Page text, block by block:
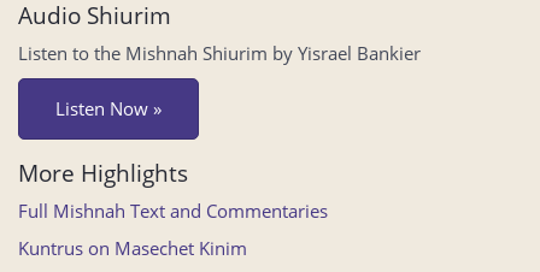
Audio Shiurim
Listen to the Mishnah Shiurim by Yisrael Bankier
Listen Now »
More Highlights
Full Mishnah Text and Commentaries
Kuntrus on Masechet Kinim